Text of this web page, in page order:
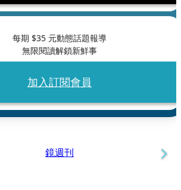
每期 $35 元動態話題報導
無限閱讀解鎖新鮮事
加入訂閱會員
鏡週刊